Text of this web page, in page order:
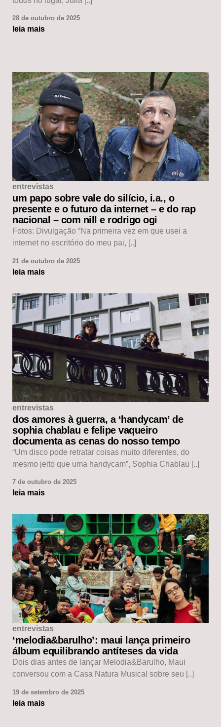
28 de outubro de 2025
leia mais
entrevistas
um papo sobre vale do silício, i.a., o
presente e o futuro da internet – e do rap
nacional – com nill e rodrigo ogi
Fotos: Divulgação “Na primeira vez em que usei a
internet no escritório do meu pai, [..]
21 de outubro de 2025
leia mais
entrevistas
dos amores à guerra, a ‘handycam’ de
sophia chablau e felipe vaqueiro
documenta as cenas do nosso tempo
“Um disco pode retratar coisas muito diferentes, do
mesmo jeito que uma handycam”, Sophia Chablau [..]
7 de outubro de 2025
leia mais
entrevistas
‘melodia&barulho’: maui lança primeiro
álbum equilibrando antíteses da vida
Dois dias antes de lançar Melodia&Barulho, Maui
conversou com a Casa Natura Musical sobre seu [..]
19 de setembro de 2025
leia mais